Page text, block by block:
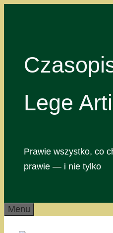
Lege
Prawie wszystko, co
prawie — i nie tylko
Menu